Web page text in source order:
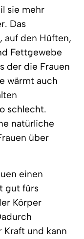
sie mehr
Das
auf den Hüften,
Fettgewebe
der die Frauen
wärmt auch
schlecht.
natürliche
über
einen
gut fürs
Körper
Kraft und kann